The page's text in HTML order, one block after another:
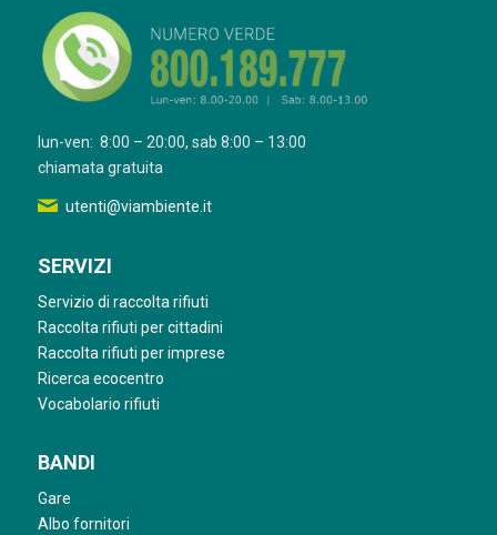
lun-ven: 8:00 – 20:00, sab 8:00 – 13:00
chiamata gratuita
utenti@viambiente.it
SERVIZI
Servizio di raccolta rifiuti
Raccolta rifiuti per cittadini
Raccolta rifiuti per imprese
Ricerca ecocentro
Vocabolario rifiuti
BANDI
Gare
Albo fornitori